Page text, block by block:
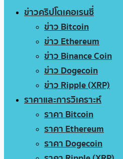
ข่าวคริปโตเคอเรนซี่
ข่าว Bitcoin
ข่าว Ethereum
ข่าว Binance Coin
ข่าว Dogecoin
ข่าว Ripple (XRP)
ราคาและการวิเคราะห์
ราคา Bitcoin
ราคา Ethereum
ราคา Dogecoin